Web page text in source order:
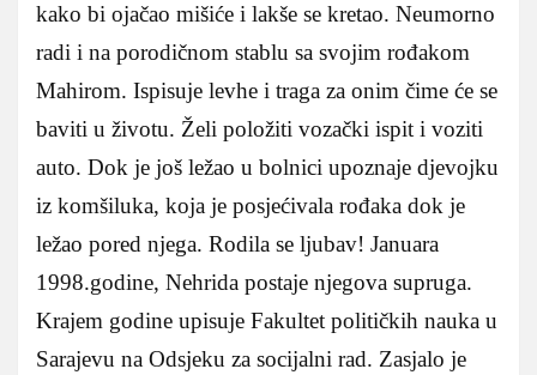
kako bi ojačao mišiće i lakše se kretao. Neumorno
radi i na porodičnom stablu sa svojim rođakom
Mahirom. Ispisuje levhe i traga za onim čime će se
baviti u životu. Želi položiti vozački ispit i voziti
auto. Dok je još ležao u bolnici upoznaje djevojku
iz komšiluka, koja je posjećivala rođaka dok je
ležao pored njega. Rodila se ljubav! Januara
1998.godine, Nehrida postaje njegova supruga.
Krajem godine upisuje Fakultet političkih nauka u
Sarajevu na Odsjeku za socijalni rad. Zasjalo je